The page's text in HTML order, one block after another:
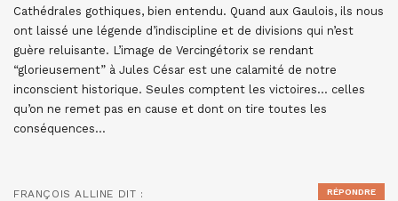
Cathédrales gothiques, bien entendu. Quand aux Gaulois, ils nous
ont laissé une légende d’indiscipline et de divisions qui n’est
guère reluisante. L’image de Vercingétorix se rendant
“glorieusement” à Jules César est une calamité de notre
inconscient historique. Seules comptent les victoires… celles
qu’on ne remet pas en cause et dont on tire toutes les
conséquences…
FRANÇOIS ALLINE DIT :
RÉPONDRE